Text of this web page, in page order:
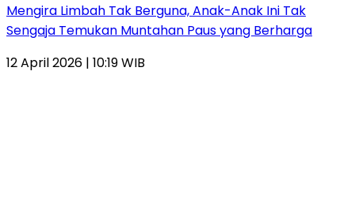
Mengira Limbah Tak Berguna, Anak-Anak Ini Tak
Sengaja Temukan Muntahan Paus yang Berharga
12 April 2026 | 10:19 WIB